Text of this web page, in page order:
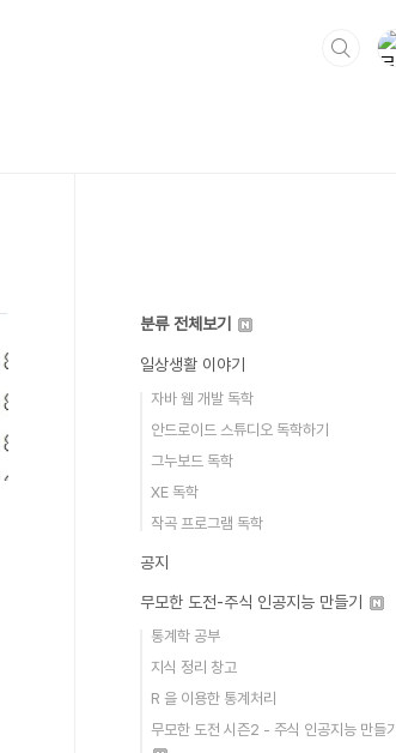
분류 전체보기
일상생활 이야기
자바 웹 개발 독학
안드로이드 스튜디오 독학하기
그누보드 독학
XE 독학
작곡 프로그램 독학
공지
무모한 도전-주식 인공지능 만들기
통계학 공부
지식 정리 창고
R 을 이용한 통계처리
무모한 도전 시즌2 - 주식 인공지능 만들기